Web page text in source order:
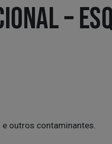
–
outros contaminantes.